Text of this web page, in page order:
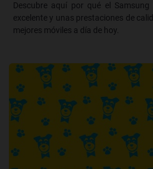
Descubre aquí por qué el
excelente y unas prestaciones de
mejores móviles a día de hoy.